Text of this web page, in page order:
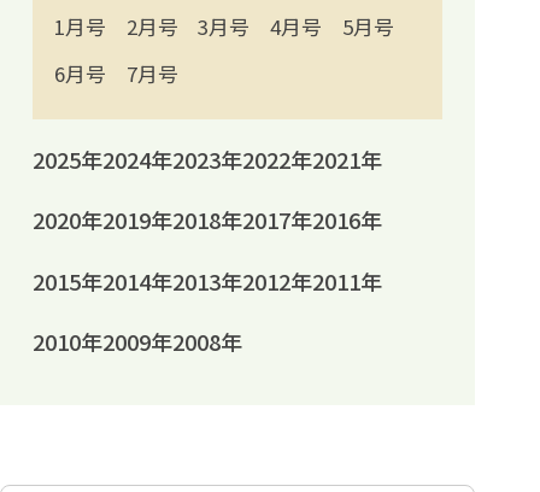
1月号 2月号 3月号 4月号
5月号
6月号
7月号
2025年2024年2023年2022年2021年
2020年2019年2018年2017年2016年
2015年2014年2013年2012年2011年
2010年2009年2008年